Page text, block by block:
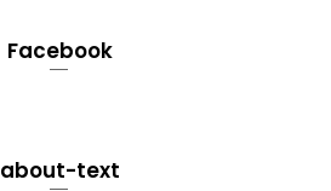
Facebook
about-text